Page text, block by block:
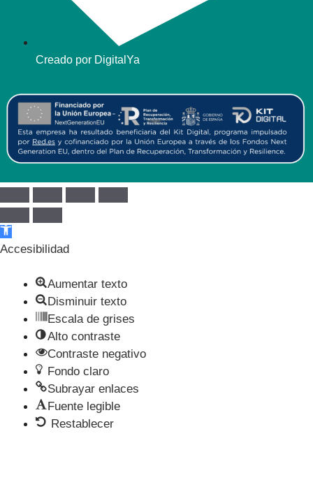
Creado por DigitalYa
Abrir barra de herramientas
Accesibilidad
Aumentar texto
Disminuir texto
Escala de grises
Alto contraste
Contraste negativo
Fondo claro
Subrayar enlaces
Fuente legible
Restablecer